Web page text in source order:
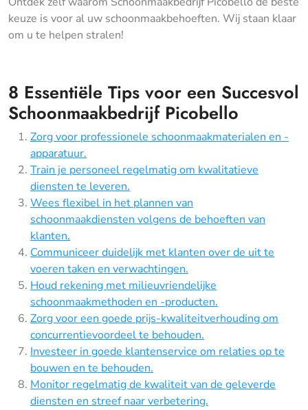
keuze is voor al uw schoonmaakbehoeften. Wij staan klaar
om u te helpen stralen!
8 Essentiële Tips voor een Succesvol
Schoonmaakbedrijf Picobello
Zorg voor professionele schoonmaakmaterialen en -
apparatuur.
Train je personeel regelmatig om kwalitatieve
diensten te leveren.
Wees flexibel in het plannen van
schoonmaakdiensten volgens de behoeften van
klanten.
Communiceer duidelijk met klanten over de uit te
voeren taken en verwachtingen.
Houd rekening met milieuvriendelijke
schoonmaakmethoden en -producten.
Zorg voor een goede prijs-kwaliteitverhouding om
concurrentievoordeel te behouden.
Investeer in goede klantenservice om relaties op te
bouwen en te behouden.
Monitor regelmatig de kwaliteit van de geleverde
diensten en streef naar verbetering.